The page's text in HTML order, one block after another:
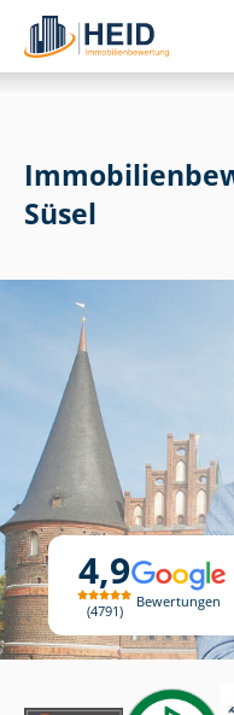
4,9
4791
Bewertungen
Süsel